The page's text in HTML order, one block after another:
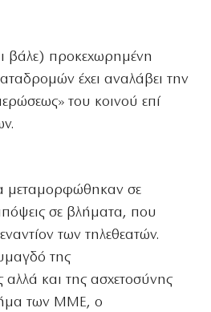
βάλε) προκεχωρημένη
έχει αναλάβει την
του κοινού επί
μεταμορφώθηκαν σε
σε βλήματα, που
των τηλεθεατών.
της
και της ασχετοσύνης
των ΜΜΕ, ο